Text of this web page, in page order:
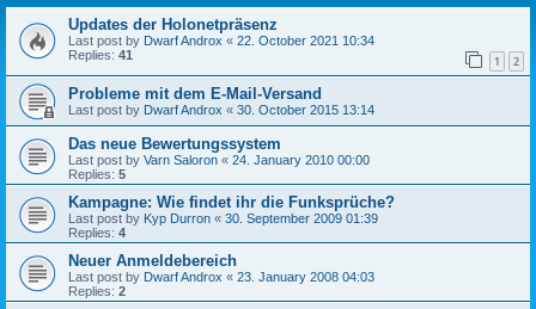
Updates der Holonetpräsenz
Last post by Dwarf Androx « 22. October 2021 10:34
Replies: 41 1 2
Probleme mit dem E-Mail-Versand
Last post by Dwarf Androx « 30. October 2015 13:14
Das neue Bewertungssystem
Last post by Varn Saloron « 24. January 2010 00:00
Replies: 5
Kampagne: Wie findet ihr die Funksprüche?
Last post by Kyp Durron « 30. September 2009 01:39
Replies: 4
Neuer Anmeldebereich
Last post by Dwarf Androx « 23. January 2008 04:03
Replies: 2